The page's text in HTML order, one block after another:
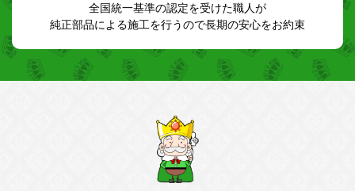
全国統一基準の認定を受けた職人が
純正部品による施工を行うので長期の安心をお約束